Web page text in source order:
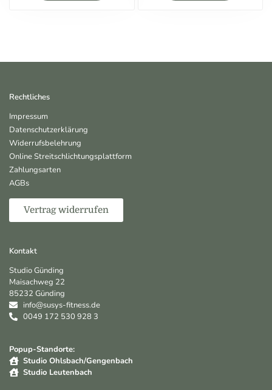
Rechtliches
Impressum
Datenschutzerklärung
Widerrufsbelehrung
Online Streitschlichtungsplattform
Zahlungsarten
AGBs
Vertrag widerrufen
Kontakt
Studio Günding
Maisachweg 22
85232 Günding
info@susys-fitness.de
0049 172 530 928 3
Popup-Standorte:
Studio Ohlsbach/Gengenbach
Studio Leutenbach